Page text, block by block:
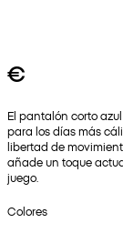
€
El pantalón corto
para los días más
libertad de
añade un toque
juego.
Colores